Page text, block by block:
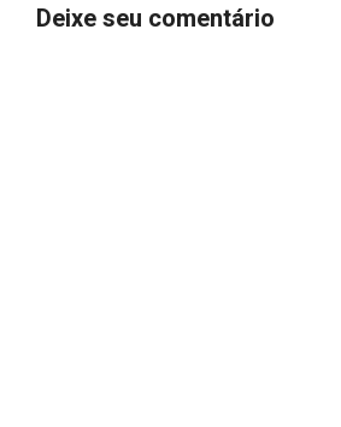
Deixe seu comentário